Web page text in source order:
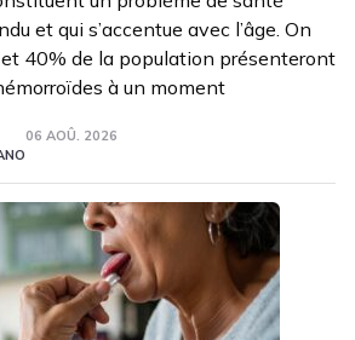
et qui s’accentue avec l’âge. On
et 40% de la population présenteront
à un moment
06 AOÛ. 2026